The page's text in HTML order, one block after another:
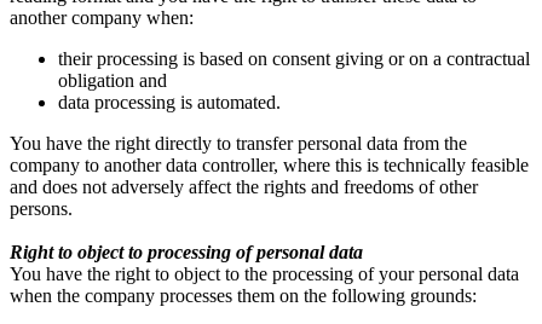
another company when:
their processing is based on consent giving or on a contractual
obligation and
data processing is automated.
You have the right directly to transfer personal data from the
company to another data controller, where this is technically feasible
and does not adversely affect the rights and freedoms of other
persons.
Right to object to processing of personal data
You have the right to object to the processing of your personal data
when the company processes them on the following grounds: